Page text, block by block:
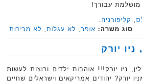
מושלמת עבורך!
קליפורניה
סוג משרה: אופר, לא עגלות, לא מכירות.
יורק
ניו יורק!!! אוהבות ילדים ורוצות לעשות
יורק? יהודים אמריקאים וישראלים שחיים